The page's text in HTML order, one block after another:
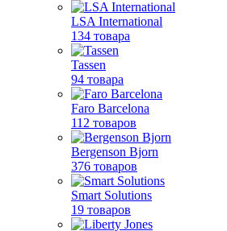
LSA International
134 товара
Tassen
94 товара
Faro Barcelona
112 товаров
Bergenson Bjorn
376 товаров
Smart Solutions
19 товаров